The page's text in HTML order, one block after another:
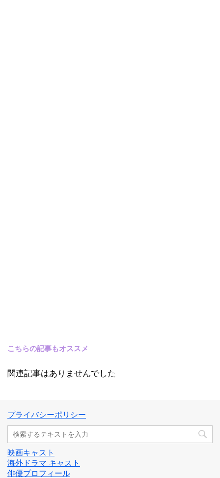
こちらの記事もオススメ
関連記事はありませんでした
プライバシーポリシー
映画キャスト
海外ドラマ キャスト
俳優プロフィール